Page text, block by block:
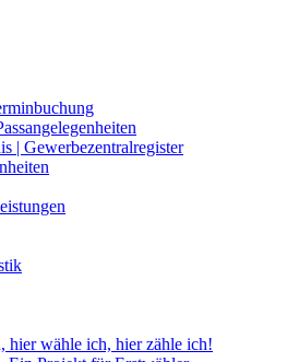
| Gewerbezentralregister
hier wähle ich, hier zähle ich!